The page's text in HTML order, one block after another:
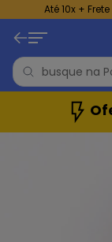
Até 10x +